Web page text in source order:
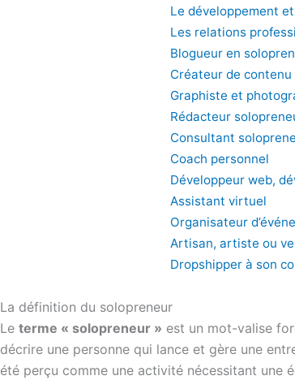
Le développement
Les relations
Blogueur en
Créateur de
Graphiste et
Rédacteur
Consultant
Coach personnel
Développeur web,
Assistant virtuel
Organisateur
Artisan, artiste ou
Dropshipper à son
La définition du solopreneur
Le terme « solopreneur » est un mot-valise
décrire une personne qui lance et gère une
été perçu comme une activité nécessitant une